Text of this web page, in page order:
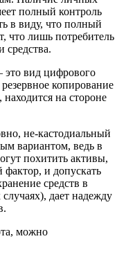
полный контроль
в виду, что полный
что лишь потребитель
средства.
вид цифрового
копирование
находится на стороне
не-кастодиальный
вариантом, ведь в
похитить активы,
фактор, и допускать
средств в
дает надежду
можно